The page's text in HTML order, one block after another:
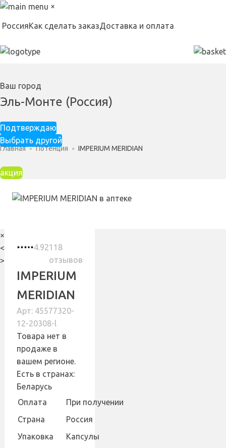
×
РоссияКак сделать заказДоставка и оплата
Ваш город
Эль-Монте (Россия)
Подтверждаю
Выбрать другой
Главная Потенция IMPERIUM MERIDIAN
акция
×
<
>
4.92118
отзывов
IMPERIUM
MERIDIAN
Арт: 45577320-
12-20308-l
Товара нет в
продаже в
вашем регионе.
Есть в странах:
Беларусь
Оплата
При получении
Страна
Россия
Упаковка
Капсулы